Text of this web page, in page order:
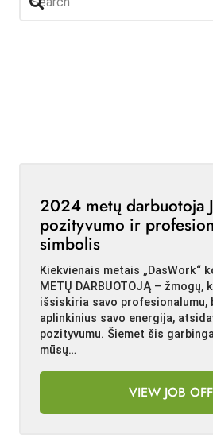
2024 metų darbuotoja
pozityvumo ir
simbolis
Kiekvienais metais „DasWork“
METŲ DARBUOTOJĄ – žmogų,
išsiskiria savo profesionalumu,
aplinkinius savo energija,
pozityvumu. Šiemet šis
mūsų…
VIEW JOB